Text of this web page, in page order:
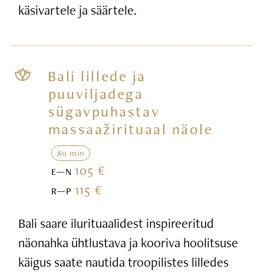
käsivartele ja säärtele.
Bali lillede ja
puuviljadega
sügavpuhastav
massaažirituaal näole
80 min
E—N105 €
R—P115 €
Bali saare ilurituaalidest inspireeritud
näonahka ühtlustava ja kooriva hoolitsuse
käigus saate nautida troopilistes lilledes